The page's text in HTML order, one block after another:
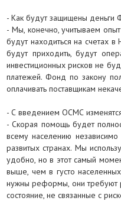
- Как будут защищены
- Мы, конечно, учитываем
будут находиться на счетах
будут приходить, будут
инвестиционных рисков не
платежей. Фонд по закону
оплачивать поставщикам
- С введением ОСМС
- Скорая помощь будет
всему населению
развитых странах. Мы
удобно, но в этот самый
выше, чем в густо
нужны реформы, они требуют
состояние, не связанные с